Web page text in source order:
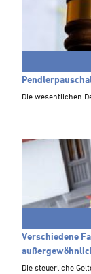
Die wesentlichen
Verschiedene
Die steuerliche